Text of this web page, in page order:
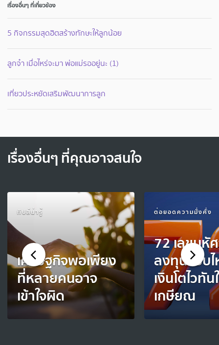
เรื่องอื่นๆ ที่เกี่ยวข้อง
5 กิจกรรมสุดฮิตสร้างทักษะให้ลูกน้อย
ลูกจ๋า เมื่อไหร่จะมา พ่อแม่รออยู่นะ (1)
เที่ยวประหยัดเสริมพัฒนาการลูก
เรื่องอื่นๆ ที่คุณอาจสนใจ
ทิปส์น่ารู้
เศรษฐกิจพอเพียง
ที่หลายคนอาจ
เข้าใจผิด
ต่อยอดความมั่งคั่ง
72 เลขมหั
ลงทุนแบบไ
เงินโตไวทั
เกษียณ